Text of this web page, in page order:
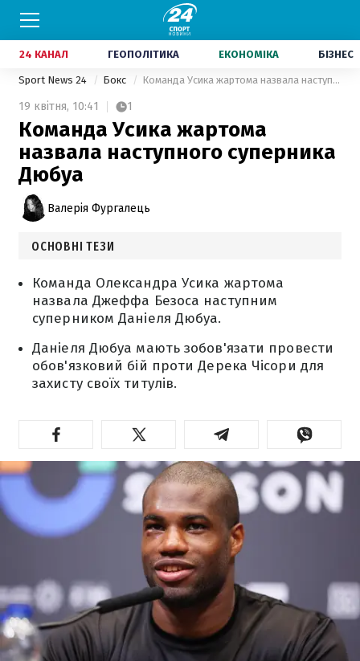
24 КАНАЛ ГЕОПОЛІТИКА ЕКОНОМІКА БІЗНЕС
Sport News 24 Бокс Команда Усика жартома назвала наступного суперника Дюбуа
19 квітня, 10:41 1
Команда Усика жартома
назвала наступного суперника
Дюбуа
Валерія Фургалець
ОСНОВНІ ТЕЗИ
Команда Олександра Усика жартома
назвала Джеффа Безоса наступним
суперником Даніеля Дюбуа.
Даніеля Дюбуа мають зобов'язати провести
обов'язковий бій проти Дерека Чісори для
захисту своїх титулів.